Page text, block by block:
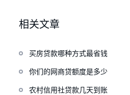
相关文章
买房贷款哪种方式最省钱
你们的网商贷额度是多少
农村信用社贷款几天到账